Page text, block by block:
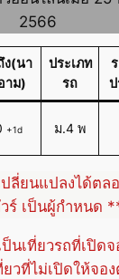
2566
ง(นา
าม)
ประเภท
รถ
+1d ม.4 พ
ลี่ยนแปลงได้ตล
ร์ เป็นผู้กำหนด
นเที่ยวรถที่เปิด
วที่ไม่เปิดให้จอ